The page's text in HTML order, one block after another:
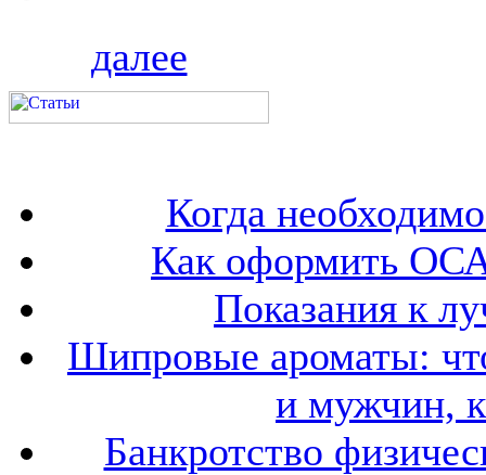
далее
Когда
Как оформить
Показания к
Шипровые ароматы:
и мужчин,
Банкротство